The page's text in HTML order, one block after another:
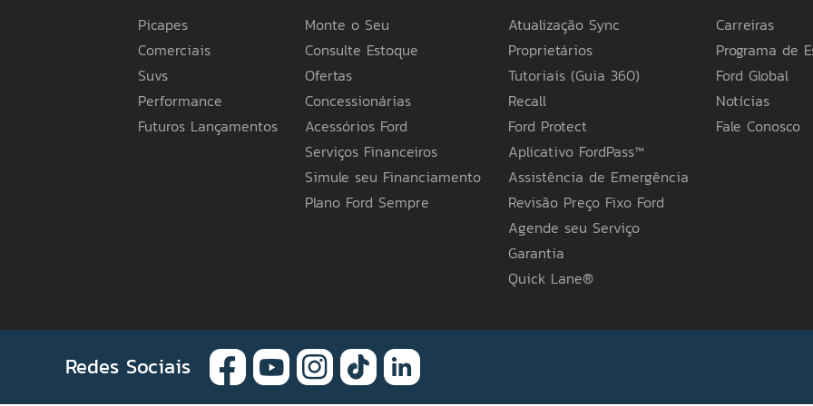
Por que não encontrou sua oferta ideal?
Se necessário, selecione mais de uma opção.
Versão não encontrada Condições de
Toda informação fornecida por você será mantida em sigilo e será
nossos produtos e serviços e estreitar nosso relacionamento. Ela
desenvolvimento de estudos sobre os interesses, necessidades,
quem acessa nosso site, a fim de compreendermos melhor o perfil de
Picapes
Comerciais
Suvs
Performance
Futuros Lançamentos
Monte o Seu
Consulte Estoque
Ofertas
Concessionárias
Acessórios Ford
Serviços Financeiros
Simule seu Financiamento
Plano Ford Sempre
Atualização Sync
Proprietários
Tutoriais (Guia 360)
Recall
Ford Protect
Aplicativo FordPass™
Assistência de Emergência
Revisão Preço Fixo Ford
Agende seu Serviço
Garantia
Quick Lane®
Carreiras
Programa de
Ford Global
Notícias
Fale Conosco
Redes Sociais